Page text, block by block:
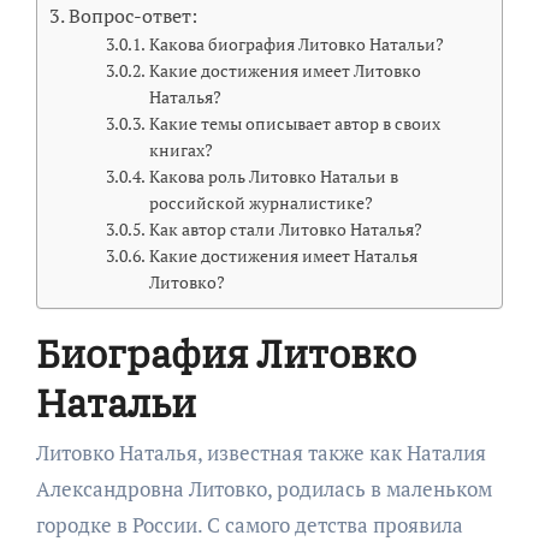
Вопрос-ответ:
Какова биография Литовко Натальи?
Какие достижения имеет Литовко
Наталья?
Какие темы описывает автор в своих
книгах?
Какова роль Литовко Натальи в
российской журналистике?
Как автор стали Литовко Наталья?
Какие достижения имеет Наталья
Литовко?
Биография Литовко
Натальи
Литовко Наталья, известная также как Наталия
Александровна Литовко, родилась в маленьком
городке в России. С самого детства проявила